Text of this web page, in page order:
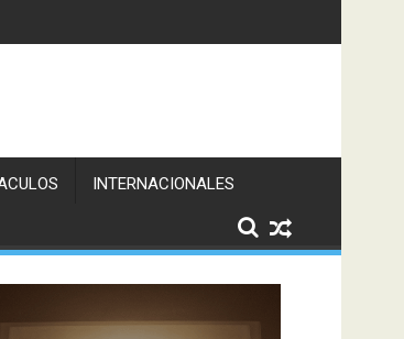
INTERNACIONALES